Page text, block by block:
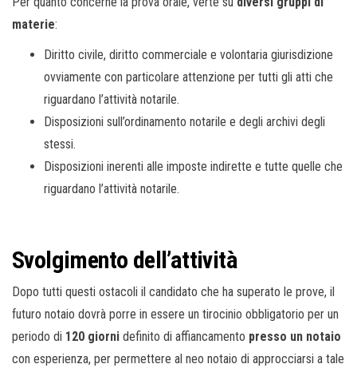
materie:
Diritto civile, diritto commerciale e volontaria giurisdizione
ovviamente con particolare attenzione per tutti gli atti che
riguardano l’attività notarile.
Disposizioni sull’ordinamento notarile e degli archivi degli
stessi.
Disposizioni inerenti alle imposte indirette e tutte quelle che
riguardano l’attività notarile.
Svolgimento dell’attività
Dopo tutti questi ostacoli il candidato che ha superato le prove, il
futuro notaio dovrà porre in essere un tirocinio obbligatorio per un
periodo di 120 giorni definito di affiancamento presso un notaio
con esperienza, per permettere al neo notaio di approcciarsi a tale